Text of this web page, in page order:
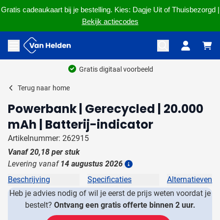
Gratis cadeaukaart bij je bestelling. Kies: Dagje Uit of Thuisbezorgd |
Bekijk actiecodes
Ga naar de inhoud
Menu openen
Gratis digitaal voorbeeld
Terug naar home
Powerbank | Gerecycled | 20.000
mAh | Batterij-indicator
Artikelnummer: 262915
Vanaf20,18 per stuk
Levering vanaf 14 augustus 2026
Beschrijving Specificaties
Alternatieven
Heb je advies nodig of wil je eerst de prijs weten voordat je
bestelt? Ontvang een gratis offerte binnen 2 uur.